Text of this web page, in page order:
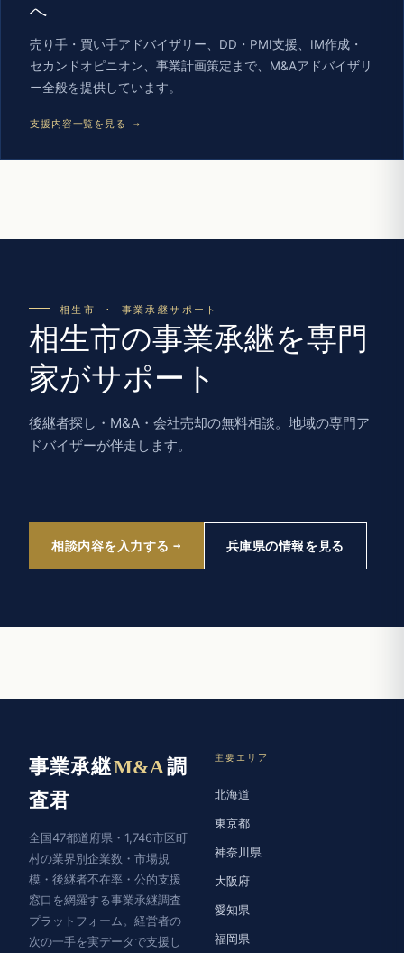
へ
売り手・買い手アドバイザリー、DD・PMI支援、IM作成・
セカンドオピニオン、事業計画策定まで、M&Aアドバイザリ
ー全般を提供しています。
支援内容一覧を見る →
相生市 · 事業承継サポート
相生市の事業承継を専門
家がサポート
後継者探し・M&A・会社売却の無料相談。地域の専門ア
ドバイザーが伴走します。
相談内容を入力する 兵庫県の情報を見る
事業承継M&A調
査君
全国47都道府県・1,746市区町
村の業界別企業数・市場規
模・後継者不在率・公的支援
窓口を網羅する事業承継調査
プラットフォーム。経営者の
次の一手を実データで支援し
主要エリア
北海道
東京都
神奈川県
大阪府
愛知県
福岡県